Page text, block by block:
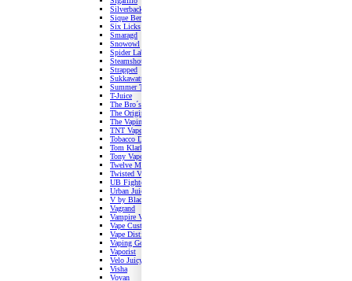
Silverbacks
Sique Berlin
Six Licks
Smaragd
Snowowl
Spider Lab
Steamshots
Strapped
Sukkawatte
Summer Tea
T-Juice
The Bro´s
The Originals
The Vaping Flavour
TNT Vape
Tobacco Docks
Tom Klark's
Tony Vapes
Twelve Monkeys
Twisted Vaping
UB Fighters
Urban Juice
V by Black Note
Vagrand
Vampire Vape
Vape Customs
Vape Distillery
Vaping Gorilla
Vaporist
Velo Juicy
Visha
Vovan